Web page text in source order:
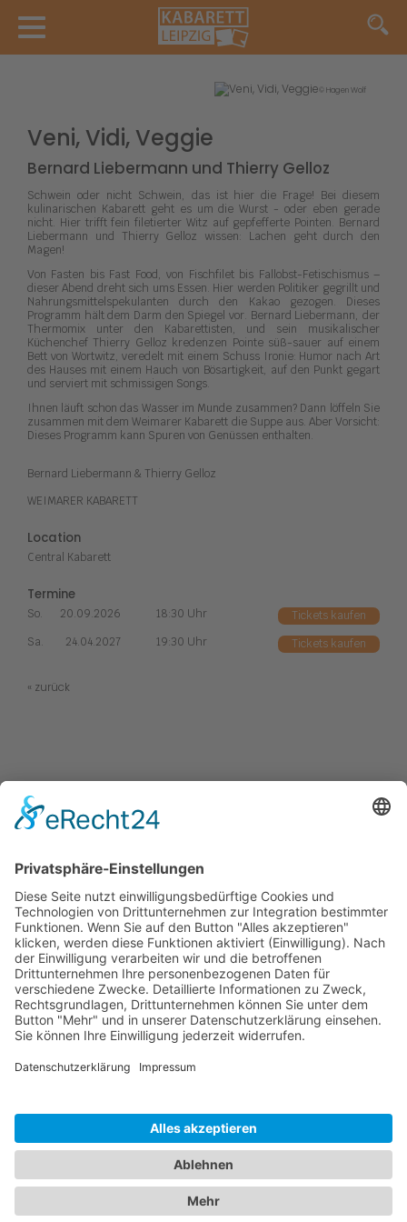
© Hagen Wolf
Veni, Vidi, Veggie
Bernard Liebermann und Thierry Gelloz
Schwein oder nicht Schwein, das ist hier die Frage! Bei diesem
kulinarischen Kabarett geht es um die Wurst - oder eben gerade
nicht. Hier trifft fein filetierter Witz auf gepfefferte Pointen. Bernard
Liebermann und Thierry Gelloz wissen: Lachen geht durch den
Magen!
Von Fasten bis Fast Food, von Fischfilet bis Fallobst-Fetischismus –
dieser Abend dreht sich ums Essen. Hier werden Politiker gegrillt und
Nahrungsmittelspekulanten durch den Kakao gezogen. Dieses
Programm hält dem Darm den Spiegel vor. Bernard Liebermann, der
Thermomix unter den Kabarettisten, und sein musikalischer
Küchenchef Thierry Gelloz kredenzen Pointe süß-sauer auf einem
Bett von Wortwitz, veredelt mit einem Schuss Ironie: Humor nach Art
des Hauses mit einem Hauch von Bösartigkeit, auf den Punkt gegart
und serviert mit schmissigen Songs.
Ihnen läuft schon das Wasser im Munde zusammen? Dann löffeln Sie
zusammen mit dem Weimarer Kabarett die Suppe aus. Aber Vorsicht:
Dieses Programm kann Spuren von Genüssen enthalten.
Bernard Liebermann & Thierry Gelloz
WEIMARER KABARETT
Location
Central Kabarett
Termine
So. 20.09.2026 18:30 Uhr
Tickets kaufen
Sa.
24.04.2027 19:30 Uhr Tickets kaufen
« zurück
Central Kabarett
Sanftwut
academixer
Leipziger Pfeffermühle
Spielstätten
Haus Leipzig
Ticketgalerie
Kontakt
Datenschutz